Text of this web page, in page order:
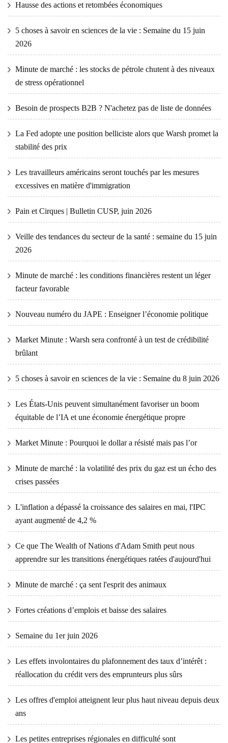
Hausse des actions et retombées économiques
5 choses à savoir en sciences de la vie : Semaine du 15 juin
2026
Minute de marché : les stocks de pétrole chutent à des niveaux
de stress opérationnel
Besoin de prospects B2B ? N'achetez pas de liste de données
La Fed adopte une position belliciste alors que Warsh promet la
stabilité des prix
Les travailleurs américains seront touchés par les mesures
excessives en matière d'immigration
Pain et Cirques | Bulletin CUSP, juin 2026
Veille des tendances du secteur de la santé : semaine du 15 juin
2026
Minute de marché : les conditions financières restent un léger
facteur favorable
Nouveau numéro du JAPE : Enseigner l’économie politique
Market Minute : Warsh sera confronté à un test de crédibilité
brûlant
5 choses à savoir en sciences de la vie : Semaine du 8 juin 2026
Les États-Unis peuvent simultanément favoriser un boom
équitable de l’IA et une économie énergétique propre
Market Minute : Pourquoi le dollar a résisté mais pas l’or
Minute de marché : la volatilité des prix du gaz est un écho des
crises passées
L'inflation a dépassé la croissance des salaires en mai, l'IPC
ayant augmenté de 4,2 %
Ce que The Wealth of Nations d'Adam Smith peut nous
apprendre sur les transitions énergétiques ratées d'aujourd'hui
Minute de marché : ça sent l'esprit des animaux
Fortes créations d’emplois et baisse des salaires
Semaine du 1er juin 2026
Les effets involontaires du plafonnement des taux d’intérêt :
réallocation du crédit vers des emprunteurs plus sûrs
Les offres d'emploi atteignent leur plus haut niveau depuis deux
ans
Les petites entreprises régionales en difficulté sont